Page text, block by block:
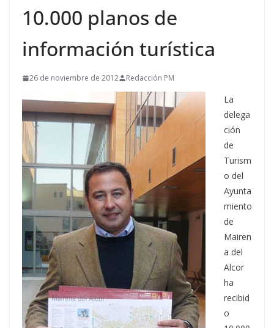
10.000 planos de
información turística
26 de noviembre de 2012 Redacción PM
La
delega
ción
de
Turism
o del
Ayunta
miento
de
Mairen
a del
Alcor
ha
recibid
o